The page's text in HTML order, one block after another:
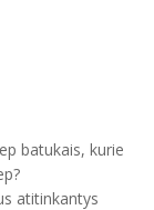
batukais, kurie
atitinkantys